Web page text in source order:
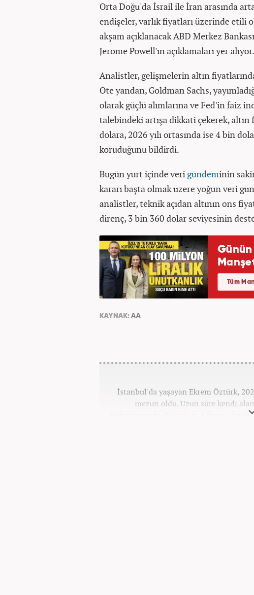
Orta Doğu'da İsrail ile İran arasında
endişeler, varlık fiyatları üzerinde etili
akşam açıklanacak ABD Merkez
Jerome Powell'ın açıklamaları yer alıyor.
Analistler, gelişmelerin altın
Öte yandan, Goldman Sachs,
olarak güçlü alımlarına ve Fed'in faiz
talebindeki artışa dikkati çekerek, altın
dolara, 2026 yılı ortasında ise 4 bin
koruduğunu bildirdi.
Bugün yurt içinde veri gündeminin
kararı başta olmak üzere yoğun veri
analistler, teknik açıdan altının ons
direnç, 3 bin 360 dolar seviyesinin
KAYNAK: AA
İstanbul'da yaşayan Ekrem Öztürk,
mezun oldu. Uzun süre kendi
Haber7.com'da "Muhabir - Editör" olarak